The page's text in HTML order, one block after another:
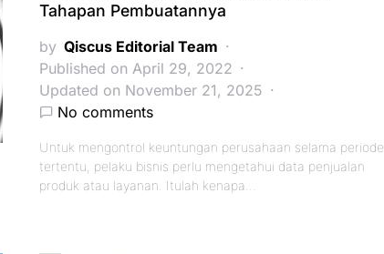
Tahapan Pembuatannya
by Qiscus Editorial Team
Published on April 29, 2022
Updated on November 21, 2025
No comments
Untuk mengontrol keuntungan perusahaan selama periode
tertentu, pelaku bisnis perlu mengetahui data penjualan
produk atau layanan. Itulah kenapa…